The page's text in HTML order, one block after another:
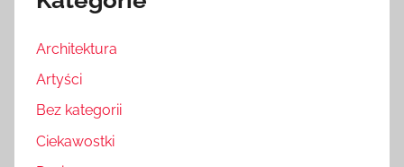
Architektura
Artyści
Bez kategorii
Ciekawostki